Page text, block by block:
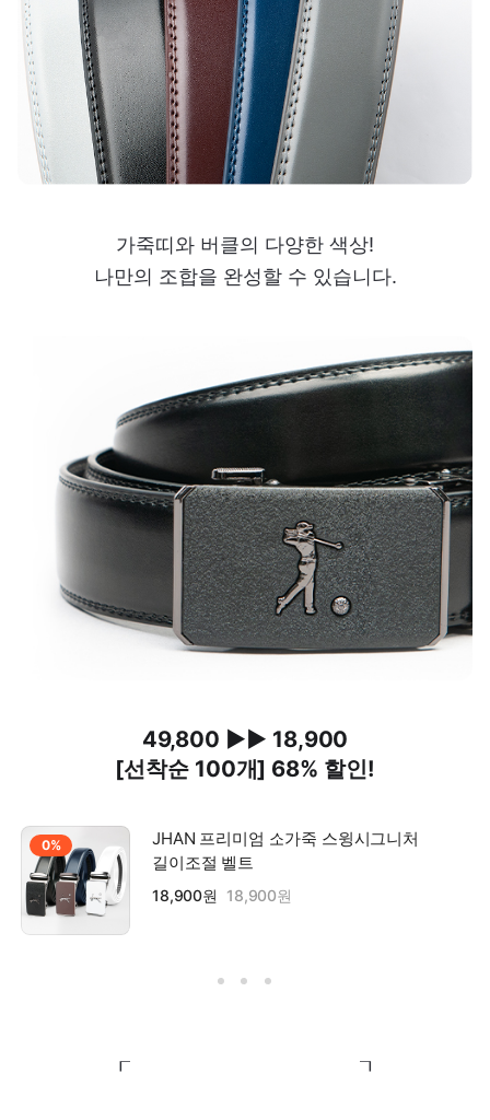
가죽띠와 버클의 다양한 색상!
나만의 조합을 완성할 수 있습니다.
49,800 ▶▶ 18,900
[선착순 100개] 68% 할인!
0%
JHAN 프리미엄 소가죽 스윙시그니처
길이조절 벨트
18,900원 18,900원
┎ ┒